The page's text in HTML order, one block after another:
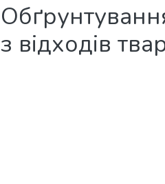
з відходів